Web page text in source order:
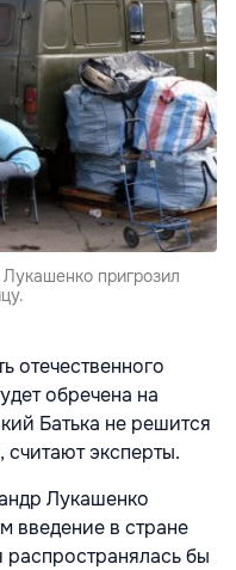
пригрозил
отечественного
обречена на
Батька не решится
считают эксперты.
Лукашенко
введение в стране
бы